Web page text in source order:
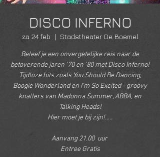
DISCO INFERNO
za 24 feb
  |
Stadstheater De Boemel
Beleef je een onvergetelijke reis naar de
betoverende jaren '70 en '80 met Disco Inferno!
Tijdloze hits zoals You Should Be Dancing,
Boogie Wonderland en I’m So Excited - groovy
knallers van Madonna Summer, ABBA, en
Talking Heads!
Hier moet je bij zijn!.....
Aanvang 21.00 uur
Entree Gratis